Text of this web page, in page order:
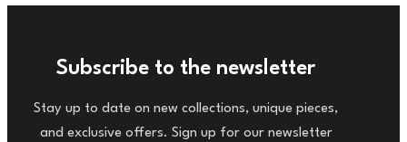
Subscribe to the newsletter
Stay up to date on new collections, unique pieces,
and exclusive offers. Sign up for our newsletter